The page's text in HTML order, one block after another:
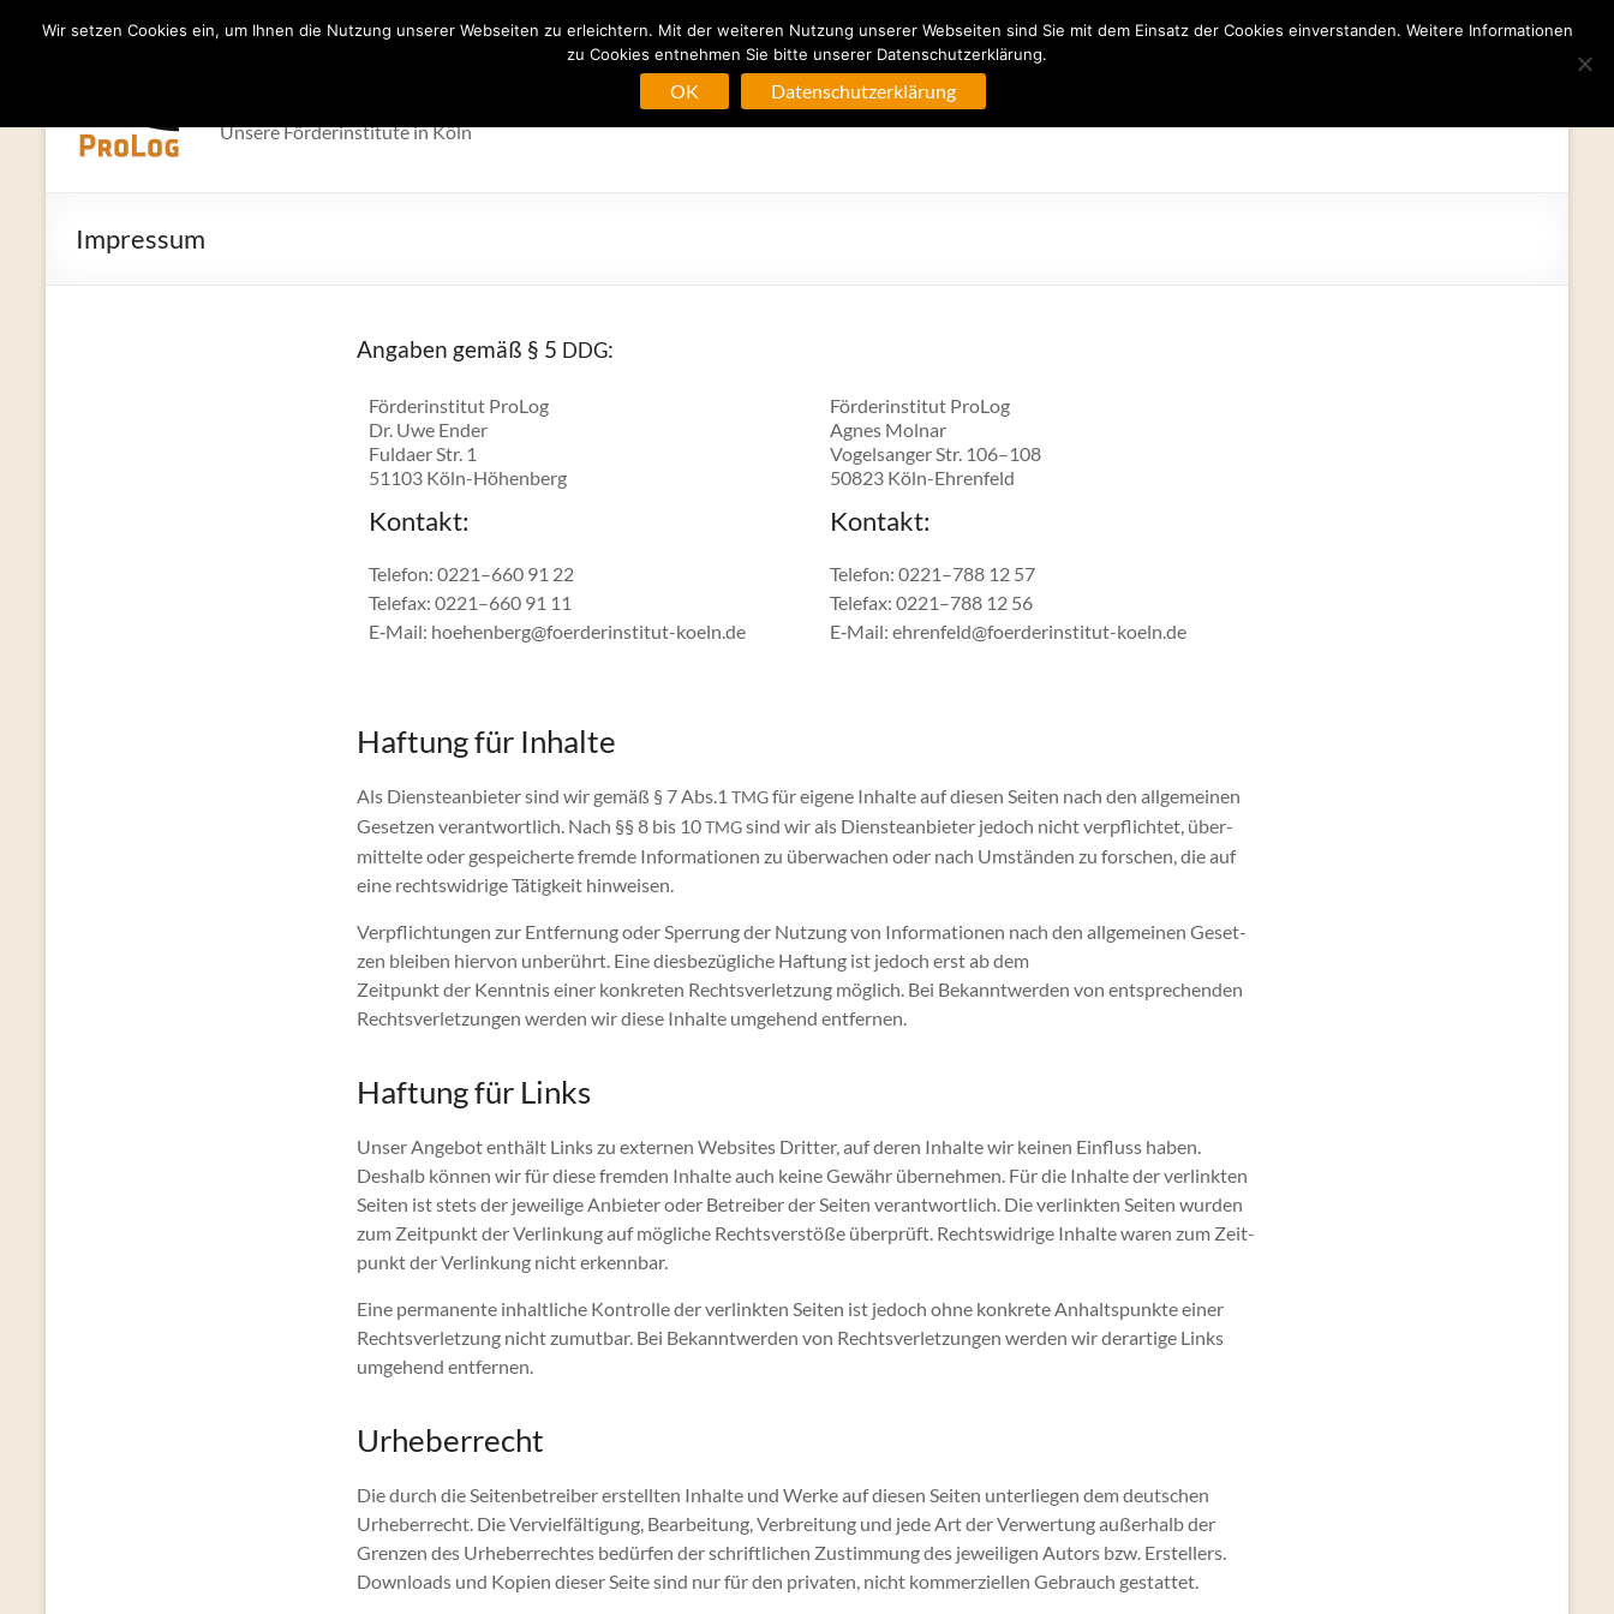
Förderinstitut ProLog WISSEN
Unsere Förderinstitute in Köln
Impressum
Angaben gemäß § 5 DDG:
Förderin­sti­tut ProLog
Dr. Uwe Ender
Ful­daer Str. 1
51103 Köln-Höhenberg
Förderin­sti­tut ProLog
Agnes Molnar
Vogel­sanger Str. 106–108
50823 Köln-Ehrenfeld
Kontakt:
Tele­fon: 0221–660 91 22
Tele­fax: 0221–660 91 11
E‑Mail: hoehenberg@foerderinstitut-koeln.de
Kontakt:
Tele­fon: 0221–788 12 57
Tele­fax: 0221–788 12 56
E‑Mail: ehrenfeld@foerderinstitut-koeln.de
Haftung für Inhalte
Als Dien­stean­bi­eter sind wir gemäß § 7 Abs.1 TMGfür eigene Inhalte auf diesen Seit­en nach den all­ge­meinen
Geset­zen ver­ant­wortlich. Nach §§ 8 bis 10TMGsind wir als Dien­stean­bi­eter jedoch nicht verpflichtet, über­
mit­telte oder gespe­icherte fremde Infor­ma­tio­nen zu überwachen oder nach Umstän­den zu forschen, die auf
eine rechtswidrige Tätigkeit hinweisen.
Verpflich­tun­gen zur Ent­fer­nung oder Sper­rung der Nutzung von Infor­ma­tio­nen nach den all­ge­meinen Geset­
zen bleiben hier­von unberührt. Eine dies­bezügliche Haf­tung ist jedoch erst ab dem
Zeit­punkt der Ken­nt­nis ein­er konkreten Rechtsver­let­zung möglich. Bei Bekan­ntwer­den von entsprechen­den
Rechtsver­let­zun­gen wer­den wir diese Inhalte umge­hend entfernen.
Haftung für Links
Unser Ange­bot enthält Links zu exter­nen Web­sites Drit­ter, auf deren Inhalte wir keinen Ein­fluss haben.
Deshalb kön­nen wir für diese frem­den Inhalte auch keine Gewähr übernehmen. Für die Inhalte der ver­link­ten
Seit­en ist stets der jew­eilige Anbi­eter oder Betreiber der Seit­en ver­ant­wortlich. Die ver­link­ten Seit­en wur­den
zum Zeit­punkt der Ver­linkung auf mögliche Rechtsver­stöße über­prüft. Rechtswidrige Inhalte waren zum Zeit­
punkt der Ver­linkung nicht erkennbar.
Eine per­ma­nente inhaltliche Kon­trolle der ver­link­ten Seit­en ist jedoch ohne konkrete Anhalt­spunk­te ein­er
Rechtsver­let­zung nicht zumut­bar. Bei Bekan­ntwer­den von Rechtsver­let­zun­gen wer­den wir der­ar­tige Links
umge­hend entfernen.
Urheberrecht
Die durch die Seit­en­be­treiber erstell­ten Inhalte und Werke auf diesen Seit­en unter­liegen dem deutschen
Urhe­ber­recht. Die Vervielfäl­ti­gung, Bear­beitung, Ver­bre­itung und jede Art der Ver­w­er­tung außer­halb der
Gren­zen des Urhe­ber­recht­es bedür­fen der schriftlichen Zus­tim­mung des jew­eili­gen Autors bzw. Erstellers.
Down­loads und Kopi­en dieser Seite sind nur für den pri­vat­en, nicht kom­merziellen Gebrauch gestattet.
Wir setzen Cookies ein, um Ihnen die Nutzung unserer Webseiten zu erleichtern. Mit der weiteren Nutzung unserer Webseiten sind Sie mit dem Einsatz der Cookies einverstanden. Weitere Informationen
zu Cookies entnehmen Sie bitte unserer Datenschutzerklärung.
OK Datenschutzerklärung